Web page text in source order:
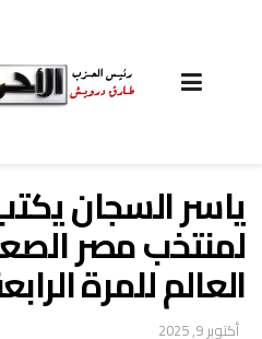
ياسر السجان
لمنتخب مصر
العالم للمرة
أكتوبر 9, 2025